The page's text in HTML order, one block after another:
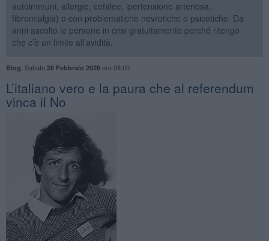
autoimmuni, allergie, cefalee, ipertensione arteriosa,
fibromialgia) o con problematiche nevrotiche o psicotiche. Da
anni ascolto le persone in crisi gratuitamente perché ritengo
che c’è un limite all’avidità.
Blog Sabato 28 Febbraio 2026ore 08:00
L’italiano vero e la paura che al referendum
vinca il No